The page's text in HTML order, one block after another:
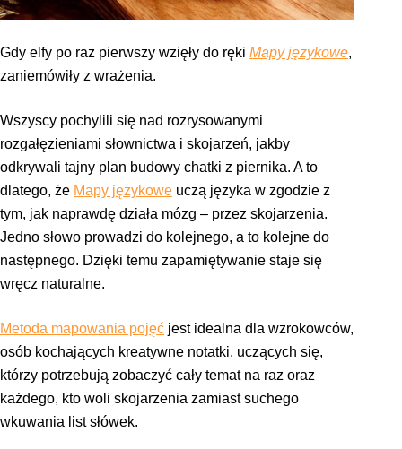
Gdy elfy po raz pierwszy wzięły do ręki Mapy językowe,
zaniemówiły z wrażenia.
Wszyscy pochylili się nad rozrysowanymi
rozgałęzieniami słownictwa i skojarzeń, jakby
odkrywali tajny plan budowy chatki z piernika. A to
dlatego, że Mapy językowe uczą języka w zgodzie z
tym, jak naprawdę działa mózg – przez skojarzenia.
Jedno słowo prowadzi do kolejnego, a to kolejne do
następnego. Dzięki temu zapamiętywanie staje się
wręcz naturalne.
Metoda mapowania pojęć jest idealna dla wzrokowców,
osób kochających kreatywne notatki, uczących się,
którzy potrzebują zobaczyć cały temat na raz oraz
każdego, kto woli skojarzenia zamiast suchego
wkuwania list słówek.